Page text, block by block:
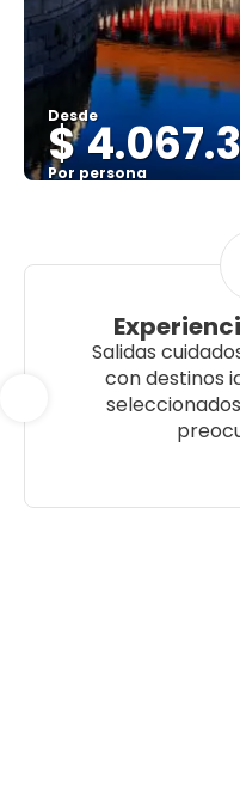
Desde
$
Por persona
Salidas
con destinos